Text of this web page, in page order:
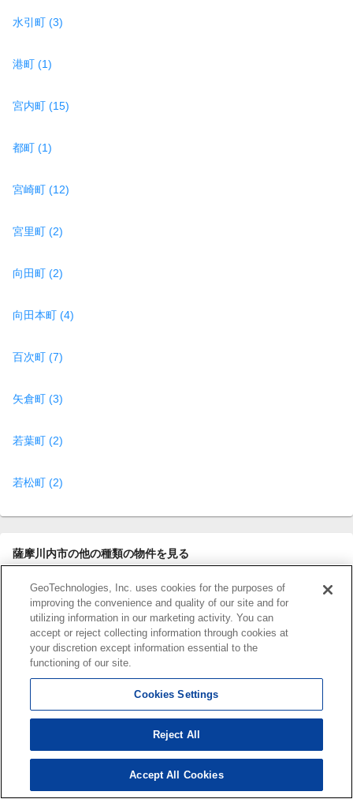
水引町 (3)
港町 (1)
宮内町 (15)
都町 (1)
宮崎町 (12)
宮里町 (2)
向田町 (2)
向田本町 (4)
百次町 (7)
矢倉町 (3)
若葉町 (2)
若松町 (2)
薩摩川内市の他の種類の物件を見る
賃貸(マンション・アパート・一
戸建て)
月極駐車場
貸店舗 貸事務所
中古一戸建て
売り店舗
売りビル・ 一棟売マンション等
検索結果を見る
GeoTechnologies, Inc. uses cookies for the purposes of
improving the convenience and quality of our site and for
utilizing information in our marketing activity. You can
accept or reject collecting information through cookies at
your discretion except information essential to the
functioning of our site.
Cookies Settings
Reject All
Accept All Cookies